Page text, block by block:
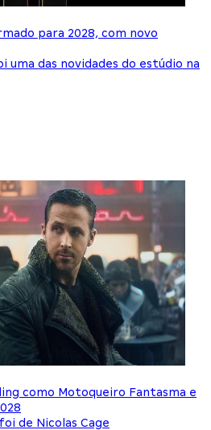
para 2028, com novo
uma das novidades do estúdio na
como Motoqueiro Fantasma e
de Nicolas Cage